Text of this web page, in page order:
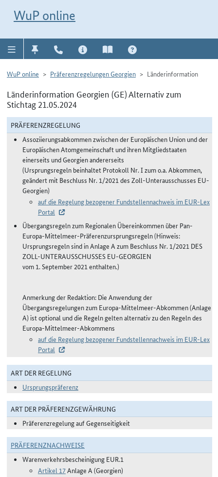
WuP online
WuP online Präferenzregelungen Georgien Länderinformation
Länderinformation Georgien (GE) Alternativ zum
Stichtag 21.05.2024
PRÄFERENZREGELUNG
Assoziierungsabkommen zwischen der Europäischen Union und der
Europäischen Atomgemeinschaft und ihren Mitgliedstaaten
einerseits und Georgien andererseits
(Ursprungsregeln beinhaltet Protokoll Nr. I zum o.a. Abkommen,
geändert mit Beschluss Nr. 1/2021 des Zoll-Unterausschusses EU-
Georgien)
auf die Regelung bezogener Fundstellennachweis im EUR-Lex
Portal
Übergangsregeln zum Regionalen Übereinkommen über Pan-
Europa-Mittelmeer-Präferenzursprungsregeln (Hinweis:
Ursprungsregeln sind in Anlage A zum Beschluss Nr. 1/2021 DES
ZOLL-UNTERAUSSCHUSSES EU-GEORGIEN
vom 1. September 2021 enthalten.)
Anmerkung der Redaktion: Die Anwendung der
Übergangsregelungen zum Europa-Mittelmeer-Abkommen (Anlage
A) ist optional und die Regeln gelten alternativ zu den Regeln des
Europa-Mittelmeer-Abkommens
auf die Regelung bezogener Fundstellennachweis im EUR-Lex
Portal
ART DER REGELUNG
Ursprungspräferenz
ART DER PRÄFERENZGEWÄHRUNG
Präferenzregelung auf Gegenseitigkeit
PRÄFERENZNACHWEISE
Warenverkehrsbescheinigung EUR.1
Artikel 17Anlage A (Georgien)